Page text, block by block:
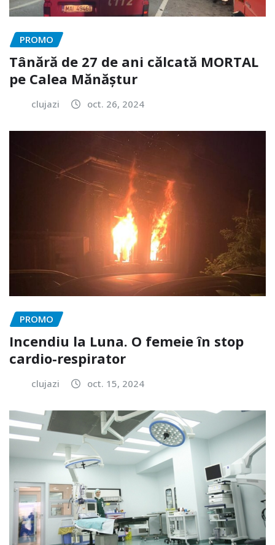
PROMO
Tânără de 27 de ani călcată MORTAL
pe Calea Mănăștur
clujazi oct. 26, 2024
PROMO
Incendiu la Luna. O femeie în stop
cardio-respirator
clujazi oct. 15, 2024